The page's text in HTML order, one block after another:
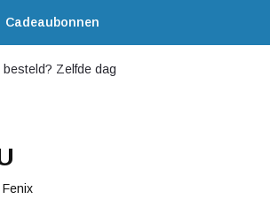
Cadeaubonnen
Zelfde dag
Fenix